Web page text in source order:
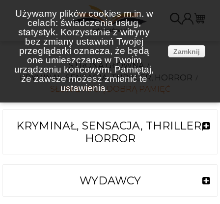
Używamy plików cookies m.in. w
celach: świadczenia usług,
statystyk. Korzystanie z witryny
bez zmiany ustawień Twojej
przeglądarki oznacza, że będą
one umieszczane w Twoim
urządzeniu końcowym. Pamiętaj,
że zawsze możesz zmienić te
ustawienia.
Zamknij
STRONA GŁÓWNA
KRYMINAŁ, SENSACJA, THRILLER, HORROR
SŁONIE MAJĄ DOBRĄ PAMIĘĆ
KRYMINAŁ, SENSACJA, THRILLER,
HORROR
WYDAWCY